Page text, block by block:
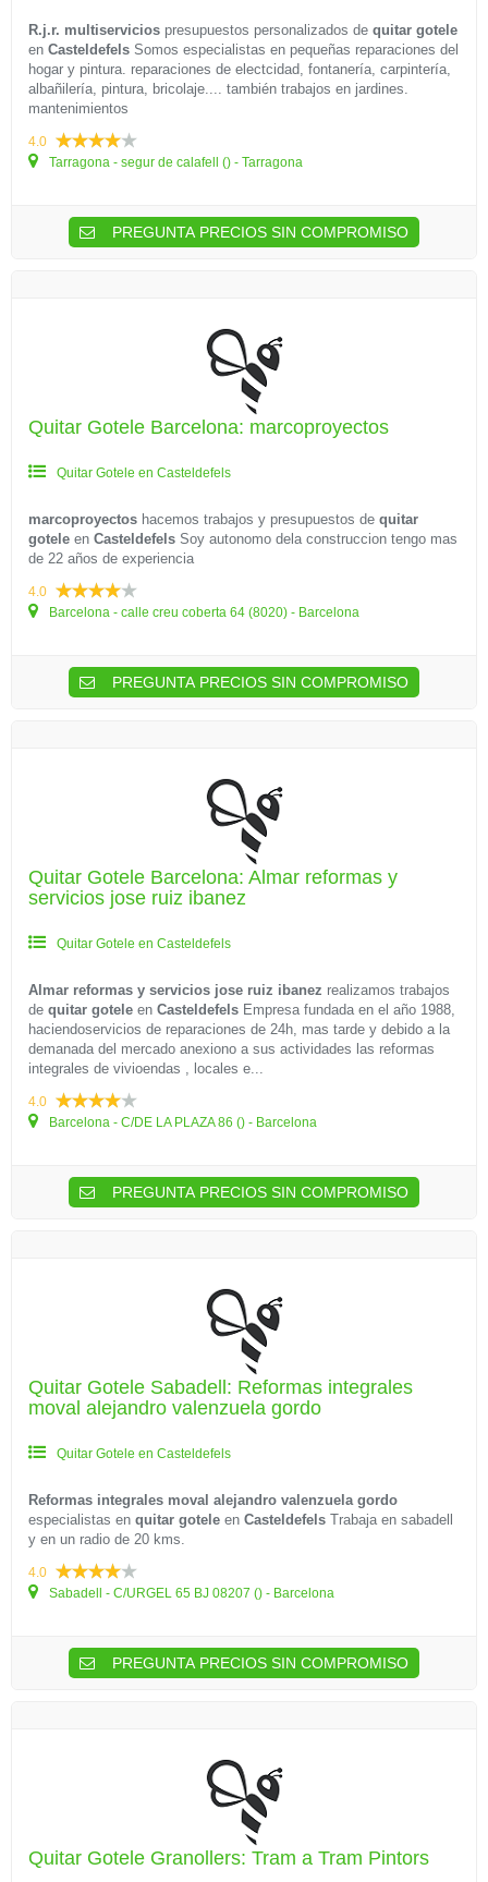
R.j.r. multiservicios presupuestos personalizados de quitar gotele
en Casteldefels Somos especialistas en pequeñas reparaciones del
hogar y pintura. reparaciones de electcidad, fontanería, carpintería,
albañilería, pintura, bricolaje.... también trabajos en jardines.
mantenimientos
4.0
Tarragona - segur de calafell () - Tarragona
PREGUNTA PRECIOS SIN COMPROMISO
Quitar Gotele Barcelona: marcoproyectos
Quitar Gotele en Casteldefels
marcoproyectos hacemos trabajos y presupuestos de quitar
gotele en Casteldefels Soy autonomo dela construccion tengo mas
de 22 años de experiencia
4.0
Barcelona - calle creu coberta 64 (8020) - Barcelona
PREGUNTA PRECIOS SIN COMPROMISO
Quitar Gotele Barcelona: Almar reformas y
servicios jose ruiz ibanez
Quitar Gotele en Casteldefels
Almar reformas y servicios jose ruiz ibanez realizamos trabajos
de quitar gotele en Casteldefels Empresa fundada en el año 1988,
haciendoservicios de reparaciones de 24h, mas tarde y debido a la
demanada del mercado anexiono a sus actividades las reformas
integrales de vivioendas , locales e...
4.0
Barcelona - C/DE LA PLAZA 86 () - Barcelona
PREGUNTA PRECIOS SIN COMPROMISO
Quitar Gotele Sabadell: Reformas integrales
moval alejandro valenzuela gordo
Quitar Gotele en Casteldefels
Reformas integrales moval alejandro valenzuela gordo
especialistas en quitar gotele en Casteldefels Trabaja en sabadell
y en un radio de 20 kms.
4.0
Sabadell - C/URGEL 65 BJ 08207 () - Barcelona
PREGUNTA PRECIOS SIN COMPROMISO
Quitar Gotele Granollers: Tram a Tram Pintors